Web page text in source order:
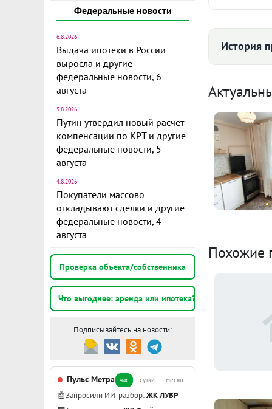
Федеральные новости
6.8.2026
Выдача ипотеки в России
выросла и другие
федеральные новости, 6
августа
5.8.2026
Путин утвердил новый расчет
компенсации по КРТ и другие
федеральные новости, 5
августа
4.8.2026
Покупатели массово
откладывают сделки и другие
федеральные новости, 4
августа
Проверка объекта/собственника
Что выгоднее: аренда или ипотека?
Подписывайтесь на новости:
Пульс Метра час сутки месяц
🤖Запросили ИИ-разбор:ЖК ЛУВР
оставить
обновлены
заехать и
себя, если
этаж и
Звоните,
находиться
Полностью
взрослых.
Если есть
возможно
Помогу с
историей и
Наши
партнерах
Расчёт по
История
84
I
Похожие